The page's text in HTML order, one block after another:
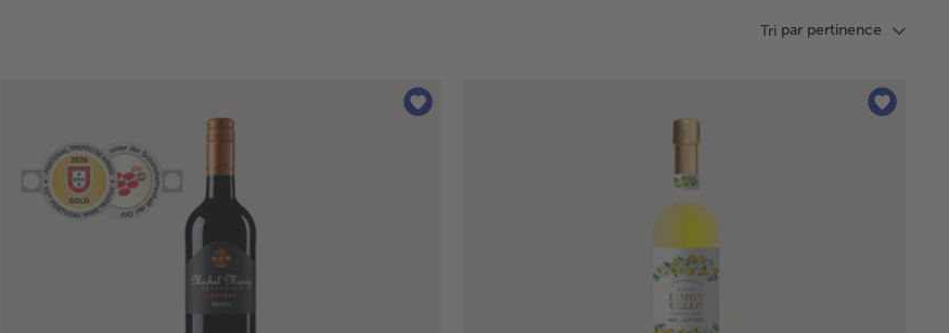
10
sur
liste.
Tri par pertinence